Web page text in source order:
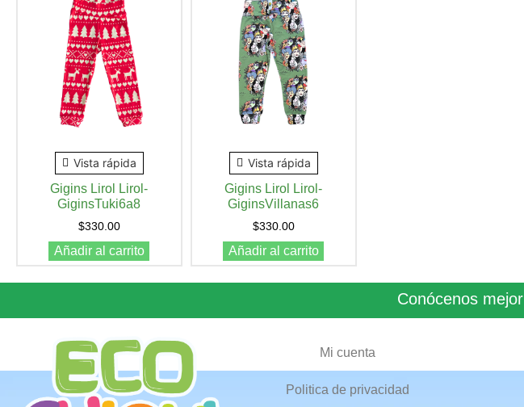
Vista rápida
Gigins Lirol Lirol-
GiginsTuki6a8
$330.00
Añadir al carrito
Vista rápida
Gigins Lirol Lirol-
GiginsVillanas6
$330.00
Añadir al carrito
Conócenos mejor
Mi cuenta
Politica de privacidad